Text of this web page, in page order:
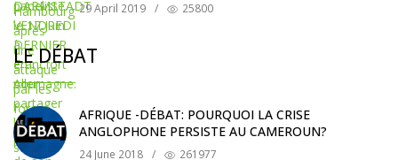
29 April 2019 / 25800
LE DÉBAT
AFRIQUE -DÉBAT: POURQUOI LA CRISE
ANGLOPHONE PERSISTE AU CAMEROUN?
24 June 2018 / 261977